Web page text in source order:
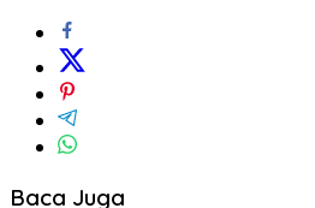
Baca Juga